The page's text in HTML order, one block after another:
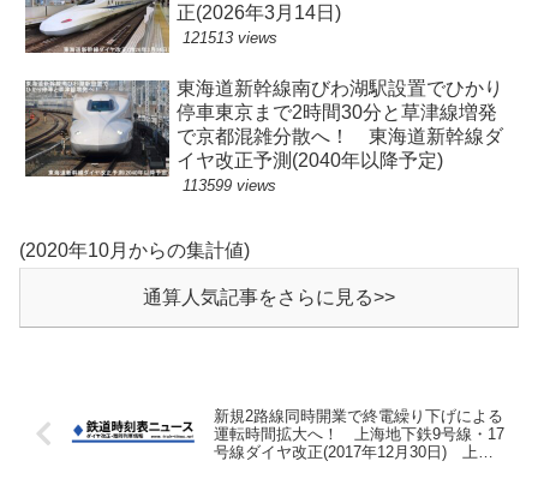
正(2026年3月14日)
121513 views
東海道新幹線南びわ湖駅設置でひかり
停車東京まで2時間30分と草津線増発
で京都混雑分散へ！ 東海道新幹線ダ
イヤ改正予測(2040年以降予定)
113599 views
(2020年10月からの集計値)
通算人気記事をさらに見る>>
新規2路線同時開業で終電繰り下げによる
運転時間拡大へ！ 上海地下鉄9号線・17
号線ダイヤ改正(2017年12月30日) 上海